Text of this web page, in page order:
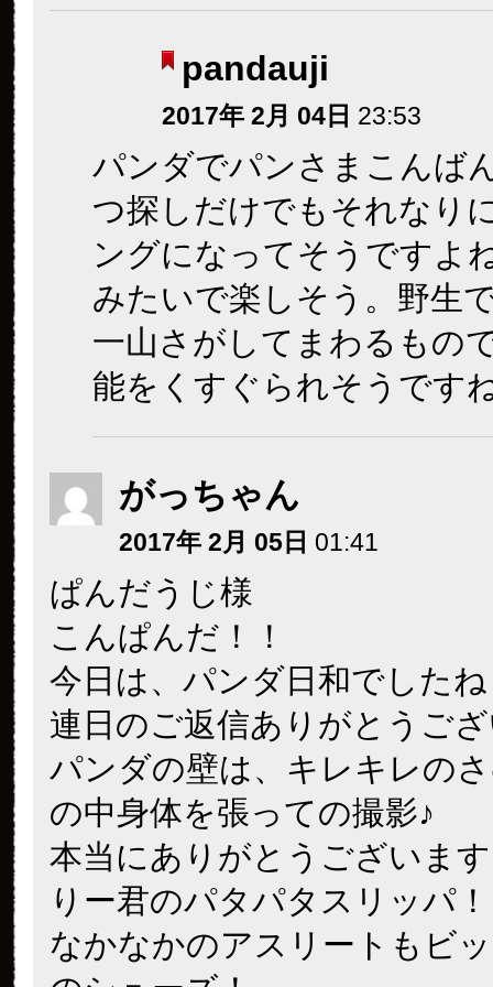
pandauji
2017年 2月 04日 23:53
パンダでパンさまこんば
つ探しだけでもそれなり
ングになってそうですよ
みたいで楽しそう。野生
一山さがしてまわるもの
能をくすぐられそうです
がっちゃん
2017年 2月 05日 01:41
ぱんだうじ様
こんぱんだ！！
今日は、パンダ日和でした
連日のご返信ありがとうご
パンダの壁は、キレキレの
の中身体を張っての撮影♪
本当にありがとうございま
りー君のパタパタスリッパ！
なかなかのアスリートもビ